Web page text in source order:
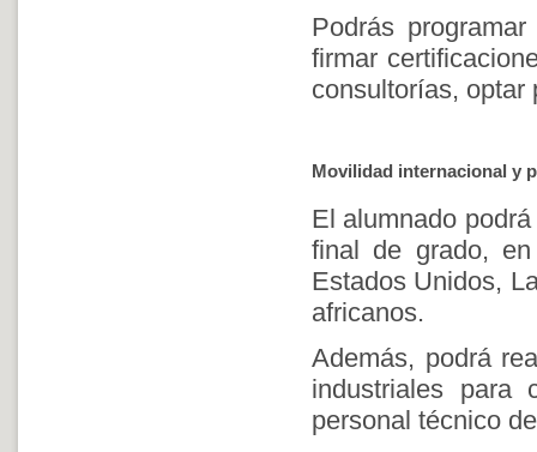
Podrás
firmar
consultorías, optar
Movilidad internacional y
El alumnado
final de grado,
Estados Unidos,
africanos.
Además, podrá
industriales para
personal técnico